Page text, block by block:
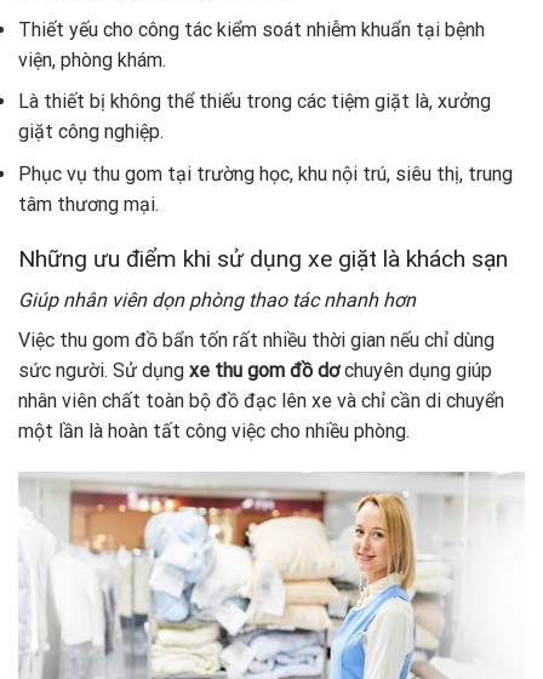
Thiết yếu cho công tác kiểm soát nhiễm khuẩn tại bệnh
viện, phòng khám.
Là thiết bị không thể thiếu trong các tiệm giặt là, xưởng
giặt công nghiệp.
Phục vụ thu gom tại trường học, khu nội trú, siêu thị, trung
tâm thương mại.
Những ưu điểm khi sử dụng xe giặt là khách sạn
Giúp nhân viên dọn phòng thao tác nhanh hơn
Việc thu gom đồ bẩn tốn rất nhiều thời gian nếu chỉ dùng
sức người. Sử dụng xe thu gom đồ dơchuyên dụng giúp
nhân viên chất toàn bộ đồ đạc lên xe và chỉ cần di chuyển
một lần là hoàn tất công việc cho nhiều phòng.